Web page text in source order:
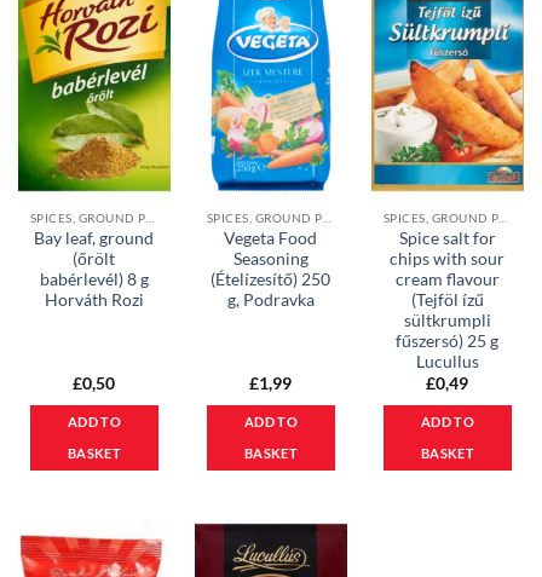
SPICES, GROUND PAPRIKA & MEAL BASES
Bay leaf, ground
(őrölt
babérlevél) 8 g
Horváth Rozi
£0,50
ADD TO
BASKET
SPICES, GROUND PAPRIKA & MEAL BASES
Vegeta Food
Seasoning
(Ételízesítő) 250
g, Podravka
£1,99
ADD TO
BASKET
SPICES, GROUND PAPRIKA & MEAL BASES
Spice salt for
chips with sour
cream flavour
(Tejföl ízű
sültkrumpli
fűszersó) 25 g
Lucullus
£0,49
ADD TO
BASKET